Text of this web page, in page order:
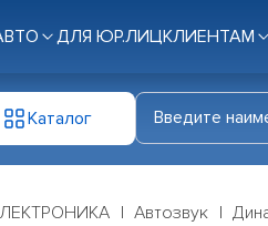
ДЛЯ ЮР.ЛИЦКЛИЕНТАМ
Каталог
Автозвук